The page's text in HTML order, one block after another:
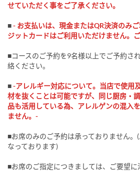
せていただく事をご了承ください。
■- お支払いは、現金またはQR決済のみ
ジットカードはご利用いただけません。
■コースのご予約を9名様以上でご予約さ
絡ください。
■-アレルギー対応について。当店で使用
材を抜くことは可能ですが、同じ厨房・
品も活用している為、アレルゲンの混入
ません。-
■お席のみのご予約は承っておりません。
なっております)
■お席のご指定につきましては、ご要望に